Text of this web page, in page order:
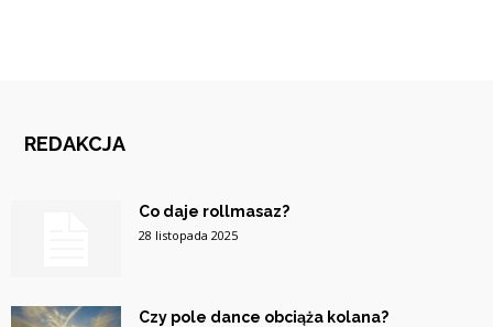
REDAKCJA
Co daje rollmasaz?
28 listopada 2025
Czy pole dance obciąża kolana?